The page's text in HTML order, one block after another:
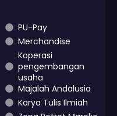
PU-Pay
Merchandise
Koperasi
pengembangan
usaha
Majalah Andalusia
Karya Tulis Ilmiah